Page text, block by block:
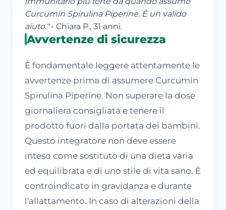
Curcumin Spirulina Piperine. È un valido
aiuto."- Chiara P., 31 anni.
Avvertenze di sicurezza
È fondamentale leggere attentamente le
avvertenze prima di assumere Curcumin
Spirulina Piperine. Non superare la dose
giornaliera consigliata e tenere il
prodotto fuori dalla portata dei bambini.
Questo integratore non deve essere
inteso come sostituto di una dieta varia
ed equilibrata e di uno stile di vita sano. È
controindicato in gravidanza e durante
l'allattamento. In caso di alterazioni della